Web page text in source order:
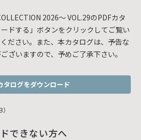
2026～ VOL.29のPDFカタ
ドする」ボタンをクリックしてご覧い
ださい。また、本カタログは、予告な
ざいますので、予めご了承下さい。
タログをダウンロード
できない方へ